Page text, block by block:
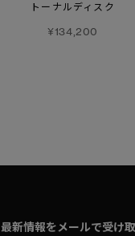
トーナルディスク
¥134,200
最新情報をメールで受け